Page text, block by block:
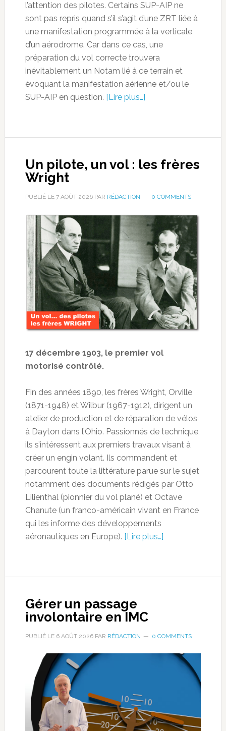
l’attention des pilotes. Certains SUP-AIP ne
sont pas repris quand s’il s’agit d’une ZRT liée à
une manifestation programmée à la verticale
d’un aérodrome. Car dans ce cas, une
préparation du vol correcte trouvera
inévitablement un Notam lié à ce terrain et
évoquant la manifestation aérienne et/ou le
SUP-AIP en question. [Lire plus…]
Un pilote, un vol : les frères
Wright
PUBLIÉ LE 7 AOÛT 2026PAR RÉDACTION 0 COMMENTS
17 décembre 1903, le premier vol
motorisé contrôlé.
Fin des années 1890, les frères Wright, Orville
(1871-1948) et Wilbur (1967-1912), dirigent un
atelier de production et de réparation de vélos
à Dayton dans l’Ohio. Passionnés de technique,
ils s’intéressent aux premiers travaux visant à
créer un engin volant. Ils commandent et
parcourent toute la littérature parue sur le sujet
notamment des documents rédigés par Otto
Lilienthal (pionnier du vol plané) et Octave
Chanute (un franco-américain vivant en France
qui les informe des développements
aéronautiques en Europe). [Lire plus…]
Gérer un passage
involontaire en IMC
PUBLIÉ LE 6 AOÛT 2026PAR RÉDACTION 0 COMMENTS